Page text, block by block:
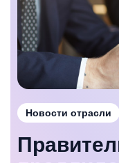
Новости отрасли